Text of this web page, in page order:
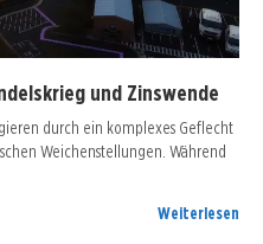
und Zinswende
durch ein komplexes Geflecht
Weichenstellungen. Während
Weiterlesen